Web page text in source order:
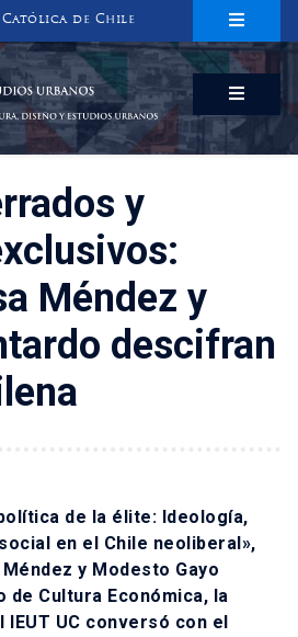
de Chile
URBANOS
DISEÑO Y ESTUDIOS URBANOS
y
Méndez y
descifran
de la élite: Ideología,
en el Chile neoliberal»,
y Modesto Gayo
de Cultura Económica, la
UC conversó con el